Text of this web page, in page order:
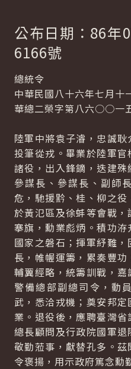
公布日期：86年
6166號
總統令
中華民國八十六年七月十
華總二榮字第八六○○一
陸軍中將袁子濬，忠誠耿
投筆從戎。畢業於陸軍
諸役，出入鋒鏑，迭建
參謀長、參謀長、副師
危，馳援黔、桂、柳之
於黃氾區及徐蚌等會戰
搴旗，勳業彪炳。積功
國家之磐石；揮軍紓難
長，帷幄運籌，累奏豐功
輔翼經略，統籌訓戰，
警備總部副總司令，動
武，悉洽戎機；奠安邦
業。退役後，應聘臺灣
總長顧問及行政院國軍退
敬勤蒞事，獻替孔多。
令褒揚，用示政府篤念勳